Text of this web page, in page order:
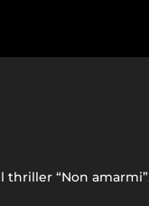
thriller “Non